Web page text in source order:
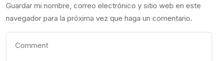
Guardar mi nombre, correo electrónico y sitio web en este
navegador para la próxima vez que haga un comentario.